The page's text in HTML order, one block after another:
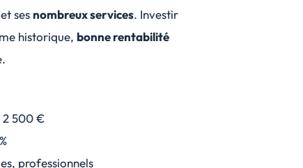
et ses nombreux services. Investir
historique, bonne rentabilité
2 500 €
professionnels